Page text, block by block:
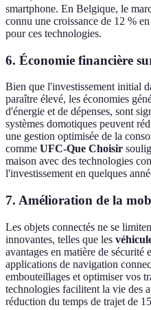
smartphone. En Belgique, le
connu une croissance de 12 %
pour ces technologies.
6. Économie financière
Bien que l'investissement initial
paraître élevé, les économies
d'énergie et de dépenses, sont
systèmes domotiques peuvent
une gestion optimisée de la
comme UFC-Que Choisir
maison avec des technologies
l'investissement en quelques
7. Amélioration de la
Les objets connectés ne se
innovantes, telles que les
avantages en matière de sécurité
applications de navigation
embouteillages et optimiser vos
technologies facilitent la vie des
réduction du temps de trajet de